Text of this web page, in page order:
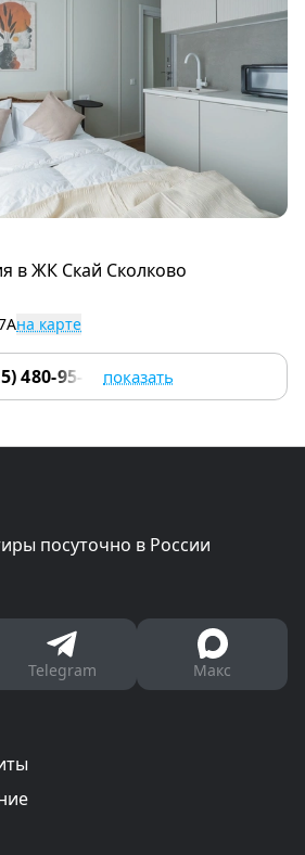
в ЖК Скай Сколково
на карте
480-95-17 показать
посуточно в России
Telegram Макс